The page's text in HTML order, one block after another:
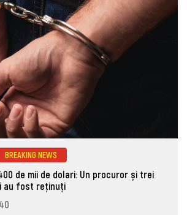
BREAKING NEWS
de mii de dolari: Un procuror și trei
au fost reținuți